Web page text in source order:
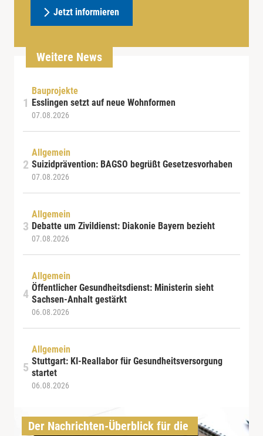
Jetzt informieren
Weitere News
Bauprojekte
Esslingen setzt auf neue Wohnformen
07.08.2026
Allgemein
Suizidprävention: BAGSO begrüßt Gesetzesvorhaben
07.08.2026
Allgemein
Debatte um Zivildienst: Diakonie Bayern bezieht
07.08.2026
Allgemein
Öffentlicher Gesundheitsdienst: Ministerin sieht
Sachsen-Anhalt gestärkt
06.08.2026
Allgemein
Stuttgart: KI-Reallabor für Gesundheitsversorgung
startet
06.08.2026
Der Nachrichten-Überblick für die